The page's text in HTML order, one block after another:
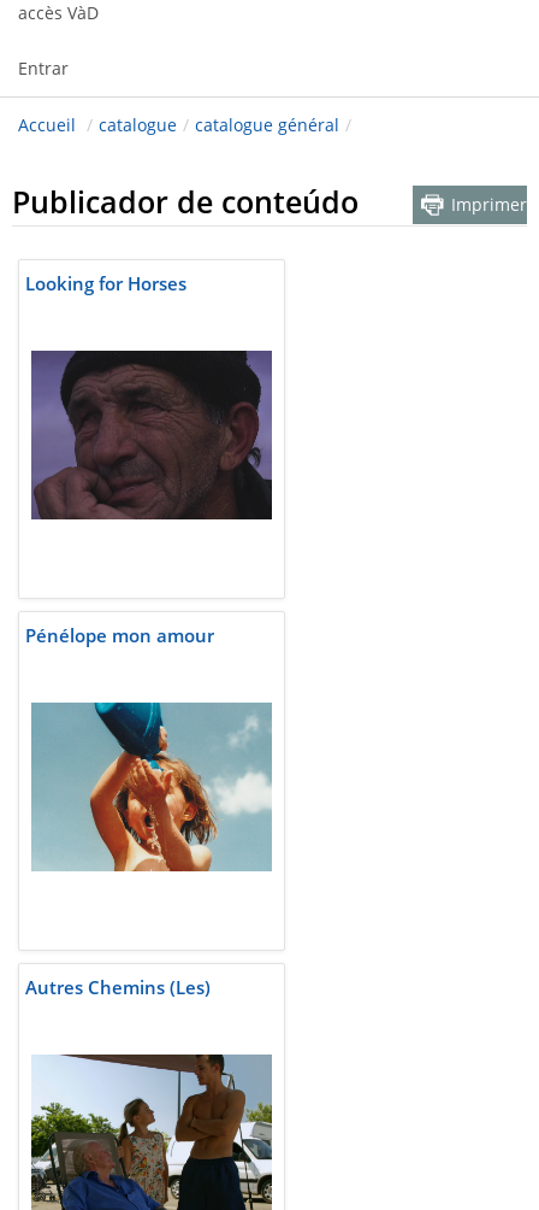
accès VàD
Entrar
Accueil / catalogue / catalogue général /
Publicador de conteúdo Imprimer
Looking for Horses
Pénélope mon amour
Autres Chemins (Les)